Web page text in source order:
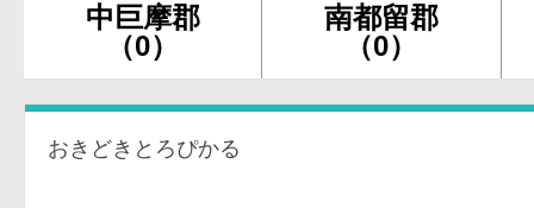
中巨摩郡
（0）
南都留郡
（0）
おきどきとろぴかる